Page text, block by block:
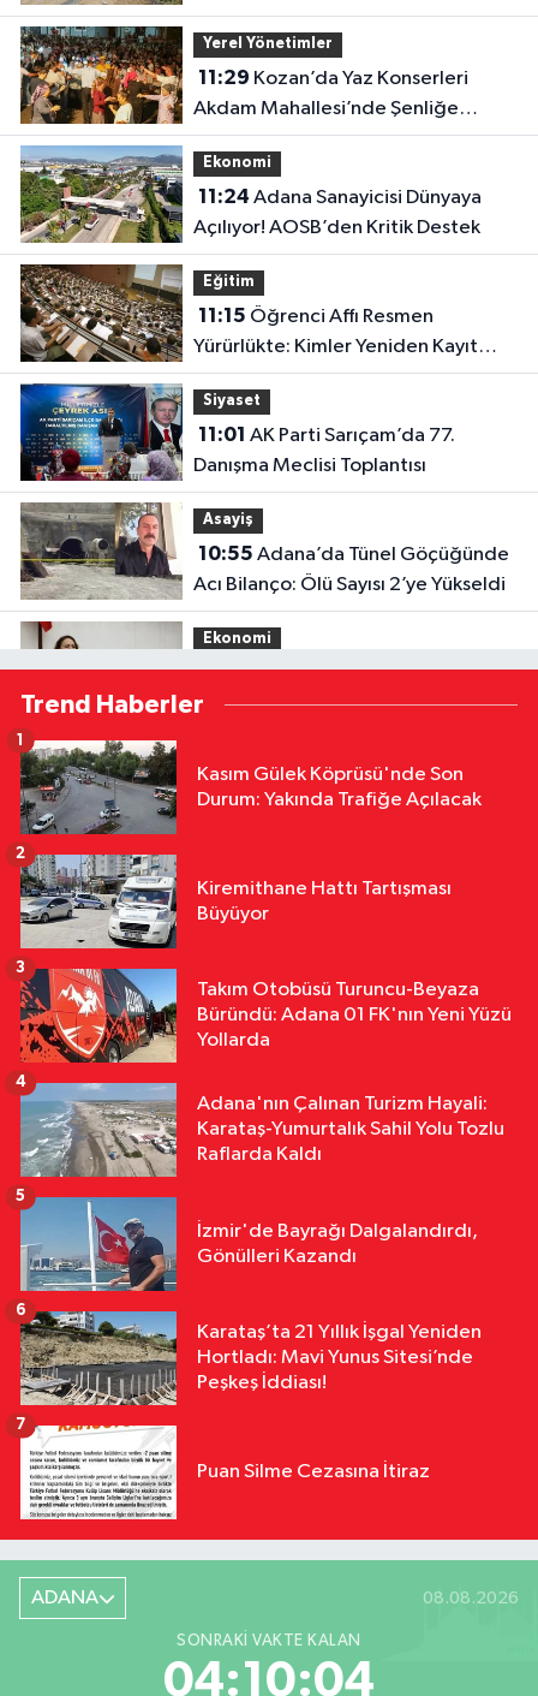
Yenileniyor
Yerel Yönetimler
11:29
Akdam Mahallesi’nde Şenliğe
Dönüştü
Ekonomi
11:24
Açılıyor! AOSB’den Kritik Destek
Eğitim
11:15
Yürürlükte: Kimler Yeniden Kayıt
Yaptırabilecek?
Siyaset
11:01
Danışma Meclisi Toplantısı
Asayiş
10:55
Acı Bilanço: Ölü Sayısı 2’ye Yükseldi
Ekonomi
10:51Şevkin’den Çukurova Çiftçisi
İçin Acil Fiyat ve Kredi Çağrısı
10:45 Adana’da Sıcak Hava Alarmı!
10:3256 Yıllık Sinema Yolculuğu:
Siyaset
10:24Çocuklara Yönelik Yeni
Trend Haberler
Kasım Gülek Köprüsü'nde Son
Durum: Yakında Trafiğe Açılacak
1
Kiremithane Hattı Tartışması
Büyüyor
2
Takım Otobüsü Turuncu-Beyaza
Büründü: Adana 01 FK'nın Yeni Yüzü
Yollarda
3
Adana'nın Çalınan Turizm Hayali:
Karataş-Yumurtalık Sahil Yolu Tozlu
Raflarda Kaldı
4
İzmir'de Bayrağı Dalgalandırdı,
Gönülleri Kazandı
5
Karataş’ta 21 Yıllık İşgal Yeniden
Hortladı: Mavi Yunus Sitesi’nde
Peşkeş İddiası!
6
Puan Silme Cezasına İtiraz
7
ADANA 08.08.2026
SONRAKI VAKTE KALAN
04:10:03